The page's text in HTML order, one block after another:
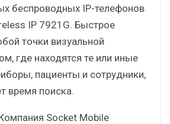
беспроводных IP-телефонов
IP 7921G. Быстрое
точки визуальной
где находятся те или иные
пациенты и сотрудники,
время поиска.
Socket Mobile